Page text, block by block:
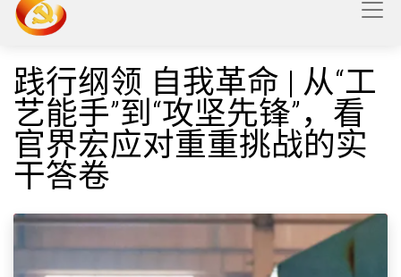
践行纲领 自我革命 | 从“工
艺能手”到“攻坚先锋”，看
官界宏应对重重挑战的实
干答卷